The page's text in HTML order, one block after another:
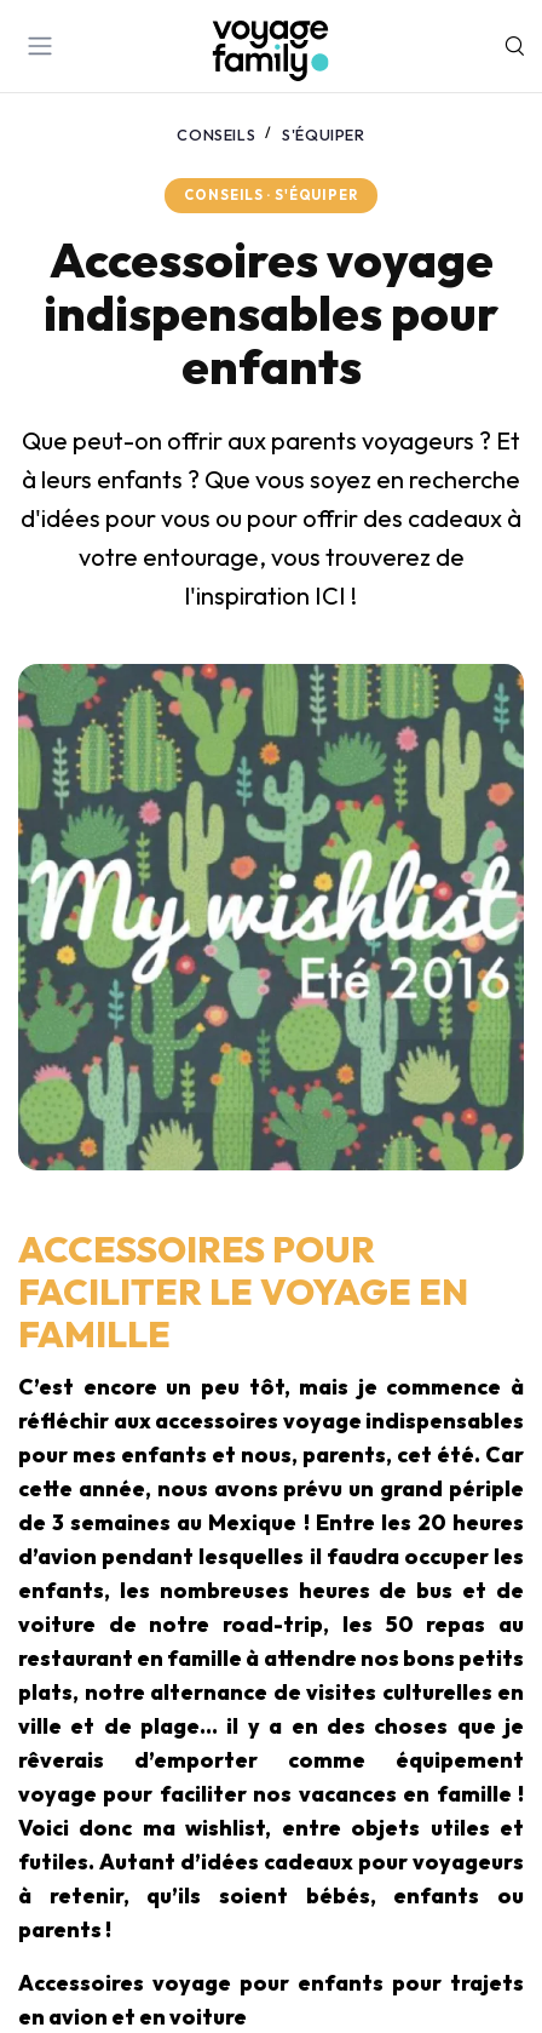
CONSEILS S'ÉQUIPER
CONSEILS · S'ÉQUIPER
Accessoires voyage
indispensables pour
enfants
Que peut-on offrir aux parents voyageurs ? Et
à leurs enfants ? Que vous soyez en recherche
d'idées pour vous ou pour offrir des cadeaux à
votre entourage, vous trouverez de
l'inspiration ICI !
ACCESSOIRES POUR
FACILITER LE VOYAGE EN
FAMILLE
C’est encore un peu tôt, mais je commence à
réfléchir aux accessoires voyage indispensables
pour mes enfants et nous, parents, cet été. Car
cette année, nous avons prévu un grand périple
de 3 semaines au Mexique ! Entre les 20 heures
d’avion pendant lesquelles il faudra occuper les
enfants, les nombreuses heures de bus et de
voiture de notre road-trip, les 50 repas au
restaurant en famille à attendre nos bons petits
plats, notre alternance de visites culturelles en
ville et de plage… il y a en des choses que je
rêverais d’emporter comme équipement
voyage pour faciliter nos vacances en famille !
Voici donc ma wishlist, entre objets utiles et
futiles. Autant d’idées cadeaux pour voyageurs
à retenir, qu’ils soient bébés, enfants ou
parents !
Accessoires voyage pour enfants pour trajets
en avion et en voiture